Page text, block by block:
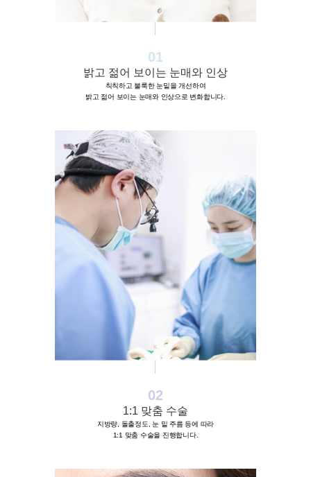
01
밝고 젊어 보이는 눈매와 인상
칙칙하고 불룩한 눈밑을 개선하여
밝고 젊어 보이는 눈매와 인상으로 변화합니다.
02
1:1 맞춤 수술
지방량, 돌출정도, 눈 밑 주름 등에 따라
1:1 맞춤 수술을 진행합니다.